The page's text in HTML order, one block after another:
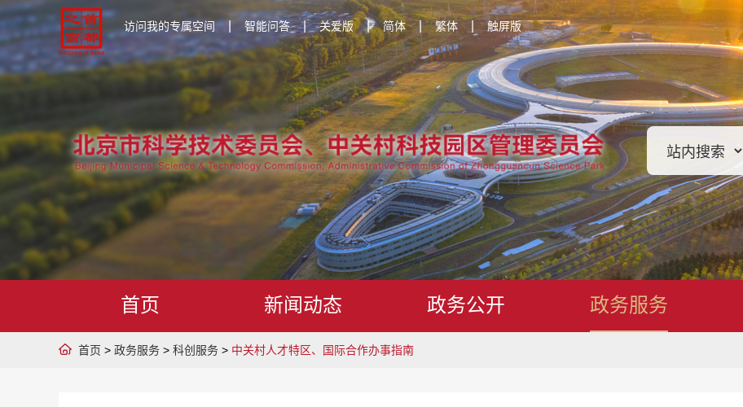
访问我的专属空间 智能问答 | 关爱版 | 简体 | 繁体 触屏版
首页 新闻动态 政务公开 政务服务
首页 > 政务服务 > 科创服务 > 中关村人才特区、国际合作办事指南